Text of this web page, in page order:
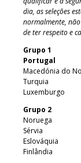
dia, as seleções
normalmente,
de ter respeito e
Grupo 1
Portugal
Macedónia do
Turquia
Luxemburgo
Grupo 2
Noruega
Sérvia
Eslováquia
Finlândia